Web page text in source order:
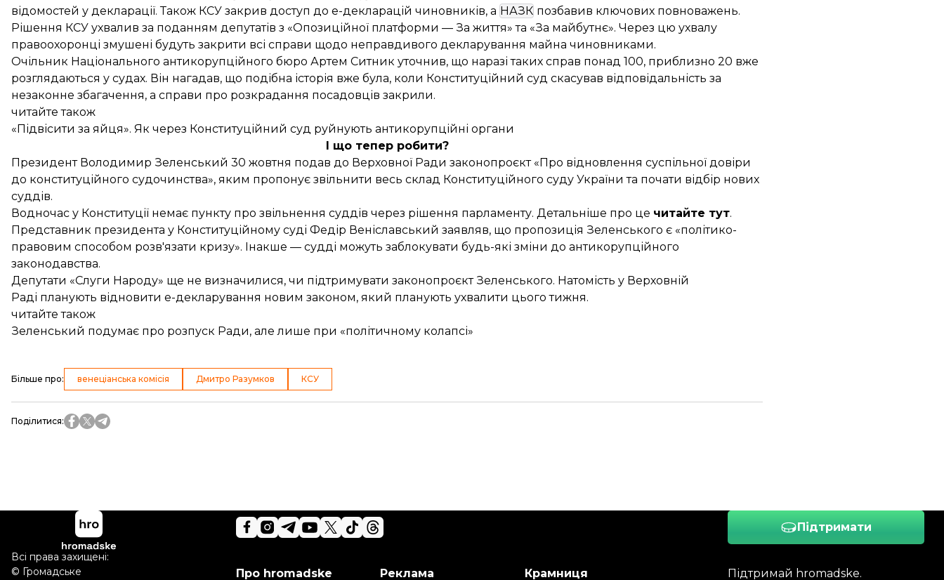
відомостей у декларації. Також КСУ закрив доступ до е-декларацій чиновників, а НАЗК позбавив ключових повноважень.
Рішення КСУ ухвалив за поданням депутатів з «Опозиційної платформи — За життя» та «За майбутнє». Через цю ухвалу
правоохоронці змушені будуть закрити всі справи щодо неправдивого декларування майна чиновниками.
Очільник Національного антикорупційного бюро Артем Ситник уточнив, що наразі таких справ понад 100, приблизно 20 вже
розглядаються у судах. Він нагадав, що подібна історія вже була, коли Конституційний суд скасував відповідальність за
незаконне збагачення, а справи про розкрадання посадовців закрили.
читайте також
«Підвісити за яйця». Як через Конституційний суд руйнують антикорупційні органи
І що тепер робити?
Президент Володимир Зеленський 30 жовтня подав до Верховної Ради законопроєкт «Про відновлення суспільної довіри
до конституційного судочинства», яким пропонує звільнити весь склад Конституційного суду України та почати відбір нових
суддів.
Водночас у Конституції немає пункту про звільнення суддів через рішення парламенту. Детальніше про це читайте тут.
Представник президента у Конституційному суді Федір Веніславський заявляв, що пропозиція Зеленського є «політико-
правовим способом розв'язати кризу». Інакше — судді можуть заблокувати будь-які зміни до антикорупційного
законодавства.
Депутати «Слуги Народу» ще не визначилися, чи підтримувати законопроєкт Зеленського. Натомість у Верховній
Раді планують відновити е-декларування новим законом, який планують ухвалити цього тижня.
читайте також
Зеленський подумає про розпуск Ради, але лише при «політичному колапсі»
Більше про: венеціанська комісія Дмитро Разумков КСУ
Поділитися:
Підтримати
Підтримай hromadske.
Про hromadske Реклама Крамниця
Всі права захищені:
© Громадське